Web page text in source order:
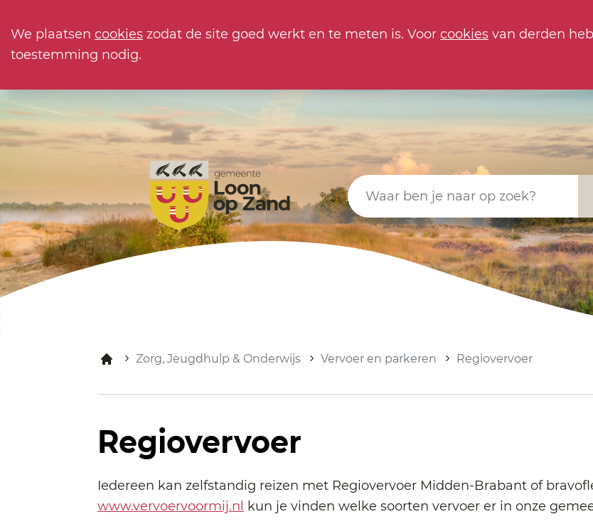
We plaatsen cookies zodat de site goed werkt en te meten is. Voor cookies van derden
toestemming nodig.
Waar ben je naar op zoek?
Zorg, Jeugdhulp & Onderwijs Vervoer en parkeren Regiovervoer
Regiovervoer
Iedereen kan zelfstandig reizen met Regiovervoer Midden-Brabant of
www.vervoervoormij.nl
kun je vinden welke soorten vervoer er in onze